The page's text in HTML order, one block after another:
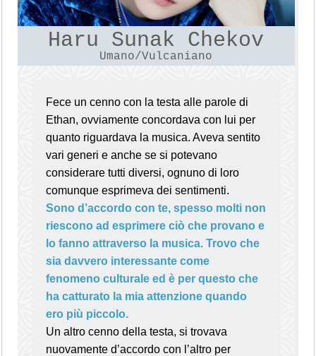
Haru Sunak Chekov
Umano/Vulcaniano
Fece un cenno con la testa alle parole di
Ethan, ovviamente concordava con lui per
quanto riguardava la musica. Aveva sentito
vari generi e anche se si potevano
considerare tutti diversi, ognuno di loro
comunque esprimeva dei sentimenti.
Sono d’accordo con te, spesso molti non
riescono ad esprimere ciò che provano e
lo fanno attraverso la musica. Trovo che
sia davvero interessante come
fenomeno culturale ed è per questo che
ha catturato la mia attenzione quando
ero più piccolo.
Un altro cenno della testa, si trovava
nuovamente d’accordo con l’altro per